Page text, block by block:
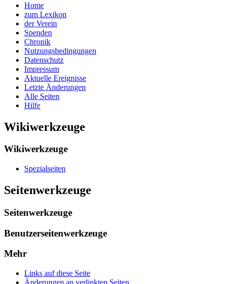
Home
zum Lexikon
der Verein
Spenden
Chronik
Nutzungsbedingungen
Datenschutz
Impressum
Aktuelle Ereignisse
Letzte Änderungen
Alle Seiten
Hilfe
Wikiwerkzeuge
Wikiwerkzeuge
Spezialseiten
Seitenwerkzeuge
Seitenwerkzeuge
Benutzerseitenwerkzeuge
Mehr
Links auf diese Seite